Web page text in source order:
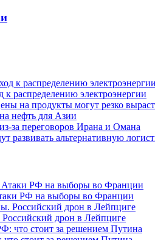
распределению электроэнергии
на продукты могут резко
нефть для Азии
за переговоров Ирана и Омана
развивать альтернативную
РФ на выборы во Франции
дрон в Лейпциге